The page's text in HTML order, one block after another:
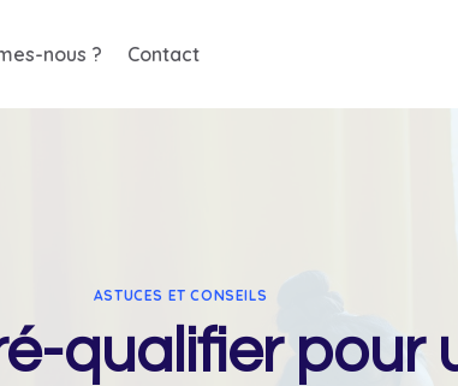
nous ? Contact
ASTUCES ET CONSEILS
qualifier pour